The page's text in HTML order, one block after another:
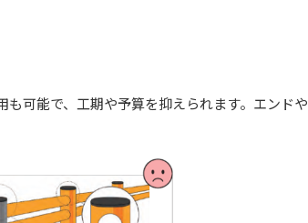
可能で、工期や予算を抑えられます。エンド